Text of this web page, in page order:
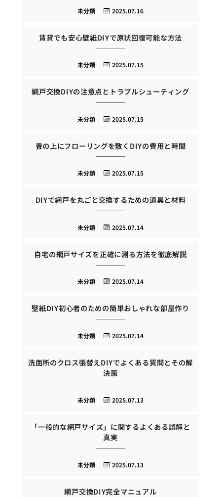
2025.07.16
未分類
賃貸でも安心壁紙DIYで原状回復可能な方法
2025.07.15
未分類
網戸交換DIYの注意点とトラブルシューティング
2025.07.15
未分類
畳の上にフローリングを敷くDIYの費用と時間
2025.07.15
未分類
DIYで網戸を丸ごと交換するための道具と材料
2025.07.14
未分類
自宅の網戸サイズを正確に測る方法を徹底解説
2025.07.14
未分類
壁紙DIY初心者のための簡単おしゃれな部屋作り
2025.07.14
未分類
洗面所のクロス張替えDIYでよくある質問とその解
決策
2025.07.13
未分類
「一般的な網戸サイズ」に関するよくある誤解と
真実
2025.07.13
未分類
網戸交換DIY完全マニュアル